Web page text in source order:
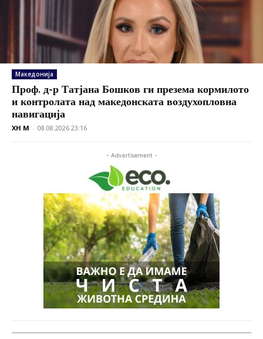
Македонија
Проф. д-р Татјана Бошков ги презема кормилото
и контролата над македонската воздухопловна
навигација
XH M - 08.08.2026 23:16
- Advertisement -